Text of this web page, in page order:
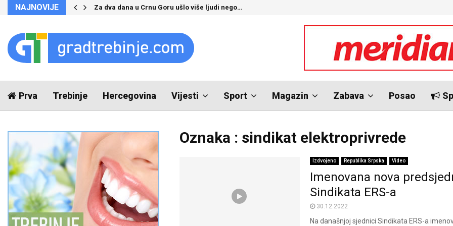
NAJNOVIJE Za dva dana u Crnu Goru ušlo više ljudi nego…
Prva Trebinje Hercegovina Vijesti Sport Magazin Zabava Posao
Oznaka : sindikat elektroprivrede
Izdvojeno Republika Srpska Video
Imenovana nova
Sindikata ERS-a
30.12.2022
Na današnjoj sjednici Sindikata ERS-a